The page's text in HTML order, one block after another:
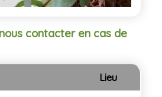
contacter en cas de
Lieu